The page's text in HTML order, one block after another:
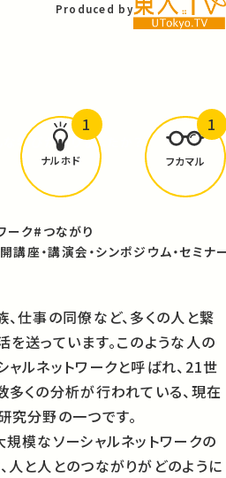
Produced by
な学びがありましたか？
ナルホド
1
フカマル
1
ーク#つながり
講座・講演会・シンポジウム・セミナ
、仕事の同僚など、多くの人と繋
を送っています。このような人の
ャルネットワークと呼ばれ、21世
多くの分析が行われている、現在
究分野の一つです。
規模なソーシャルネットワークの
人と人とのつながりがどのように